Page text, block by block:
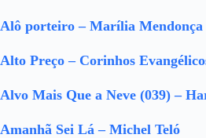
Alô porteiro – Marília Mendonça
Alto Preço – Corinhos
Alvo Mais Que a Neve (039) –
Amanhã Sei Lá – Michel Teló